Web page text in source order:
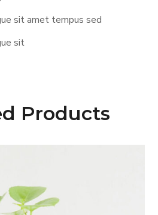
sit amet tempus sed
sit
Products